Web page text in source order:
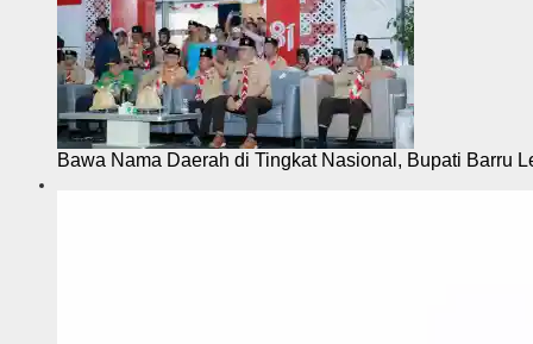
Bawa Nama Daerah di Tingkat Nasional, Bupati Barru